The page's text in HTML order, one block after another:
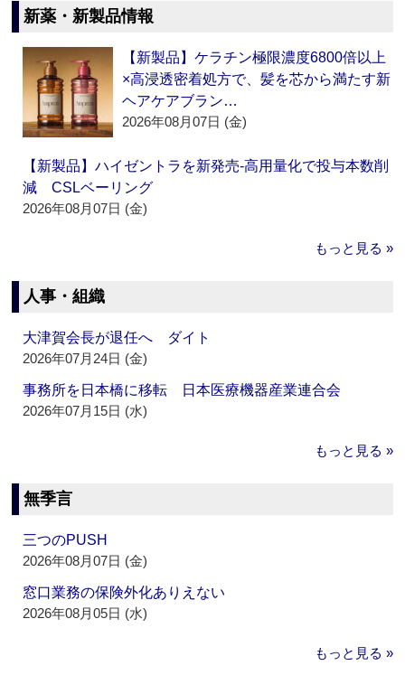
新薬・新製品情報
【新製品】ケラチン極限濃度6800倍以上
×高浸透密着処方で、髪を芯から満たす新
ヘアケアブラン…
2026年08月07日 (金)
【新製品】ハイゼントラを新発売‐高用量化で投与本数削
減 CSLベーリング
2026年08月07日 (金)
もっと見る »
人事・組織
大津賀会長が退任へ ダイト
2026年07月24日 (金)
事務所を日本橋に移転 日本医療機器産業連合会
2026年07月15日 (水)
もっと見る »
無季言
三つのPUSH
2026年08月07日 (金)
窓口業務の保険外化ありえない
2026年08月05日 (水)
もっと見る »